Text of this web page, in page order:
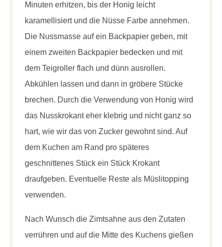
Minuten erhitzen, bis der Honig leicht
karamellisiert und die Nüsse Farbe annehmen.
Die Nussmasse auf ein Backpapier geben, mit
einem zweiten Backpapier bedecken und mit
dem Teigroller flach und dünn ausrollen.
Abkühlen lassen und dann in gröbere Stücke
brechen. Durch die Verwendung von Honig wird
das Nusskrokant eher klebrig und nicht ganz so
hart, wie wir das von Zucker gewohnt sind. Auf
dem Kuchen am Rand pro späteres
geschnittenes Stück ein Stück Krokant
draufgeben. Eventuelle Reste als Müslitopping
verwenden.
Nach Wunsch die Zimtsahne aus den Zutaten
verrühren und auf die Mitte des Kuchens gießen